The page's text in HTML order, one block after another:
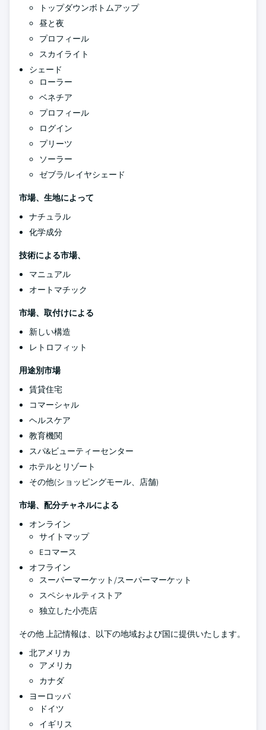
トップダウンボトムアップ
昼と夜
プロフィール
スカイライト
シェード
ローラー
ベネチア
プロフィール
ログイン
プリーツ
ソーラー
ゼブラ/レイヤシェード
市場、生地によって
ナチュラル
化学成分
技術による市場、
マニュアル
オートマチック
市場、取付けによる
新しい構造
レトロフィット
用途別市場
賃貸住宅
コマーシャル
ヘルスケア
教育機関
スパ&ビューティーセンター
ホテルとリゾート
その他(ショッピングモール、店舗)
市場、配分チャネルによる
オンライン
サイトマップ
Eコマース
オフライン
スーパーマーケット/スーパーマーケット
スペシャルティストア
独立した小売店
その他 上記情報は、以下の地域および国に提供いたします。
北アメリカ
アメリカ
カナダ
ヨーロッパ
ドイツ
イギリス